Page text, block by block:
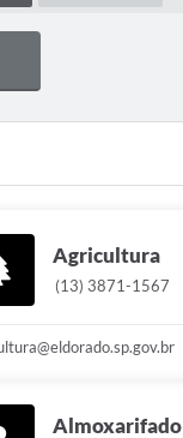
Agricultura
(13) 3871-1567
Almoxarifado